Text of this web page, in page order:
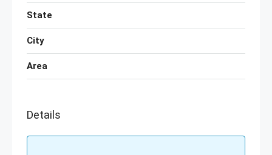
State
City
Area
Details